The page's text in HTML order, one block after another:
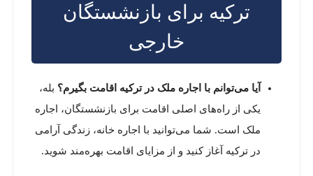
ترکیه برای بازنشستگان
خارجی
آیا می‌توانم با اجاره ملک در ترکیه اقامت بگیرم؟ بله،
یکی از راه‌های اصلی اقامت برای بازنشستگان، اجاره
ملک است. شما می‌توانید با اجاره خانه، زندگی آرامی
در ترکیه آغاز کنید و از مزایای اقامت بهره‌مند شوید.